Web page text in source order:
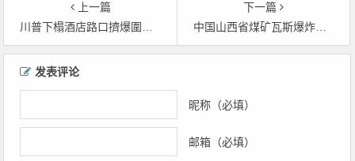
上一篇
川普下榻酒店路口擠爆圍觀民眾：就是想看川普的車子
下一篇
中国山西省煤矿瓦斯爆炸已造成82人死亡
文章导航
发表评论
昵称（必填）
邮箱（必填）